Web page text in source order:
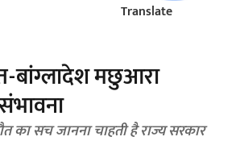
Translate
बांग्लादेश मछुआरा
का सच जानना चाहती है राज्य सरकार